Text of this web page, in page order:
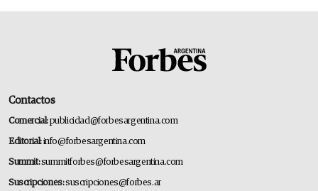
Contactos
Comercial:publicidad@forbesargentina.com
Editorial:info@forbesargentina.com
Summit:summitforbes@forbesargentina.com
Suscripciones:suscripciones@forbes.ar